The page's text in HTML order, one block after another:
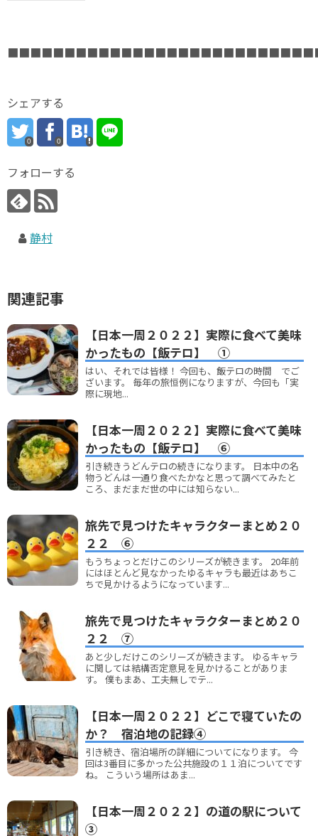
シェアする
0 0
フォローする
静村
関連記事
【日本一周２０２２】実際に食べて美味
かったもの【飯テロ】 ①
はい、それでは皆様！ 今回も、飯テロの時間 でご
ざいます。 毎年の旅恒例になりますが、今回も「実
際に現地...
【日本一周２０２２】実際に食べて美味
かったもの【飯テロ】 ⑥
引き続きうどんテロの続きになります。 日本中の名
物うどんは一通り食べたかなと思って調べてみたと
ころ、まだまだ世の中には知らない...
旅先で見つけたキャラクターまとめ２０
２２ ⑥
もうちょっとだけこのシリーズが続きます。 20年前
にはほとんど見なかったゆるキャラも最近はあちこ
ちで見かけるようになっています...
旅先で見つけたキャラクターまとめ２０
２２ ⑦
あと少しだけこのシリーズが続きます。 ゆるキャラ
に関しては結構否定意見を見かけることがありま
す。 僕もまあ、工夫無しでテ...
【日本一周２０２２】どこで寝ていたの
か？ 宿泊地の記録④
引き続き、宿泊場所の詳細についてになります。 今
回は3番目に多かった公共施設の１１泊についてです
ね。 こういう場所はあま...
【日本一周２０２２】の道の駅について
③